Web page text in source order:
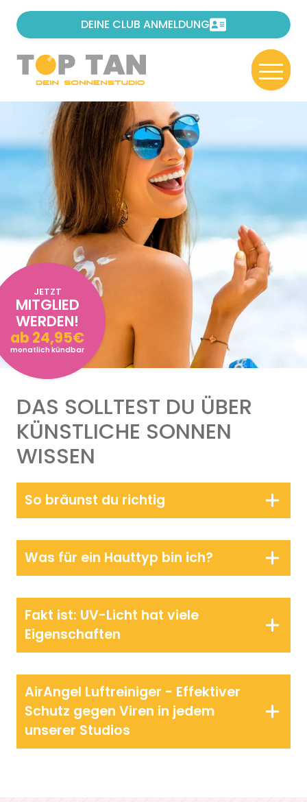
DEINE CLUB ANMELDUNG
JETZT
MITGLIED
WERDEN!
ab 24,95€
monatlich kündbar
DAS SOLLTEST DU ÜBER
KÜNSTLICHE SONNEN
WISSEN
So bräunst du richtig
Was für ein Hauttyp bin ich?
Fakt ist: UV-Licht hat viele
Eigenschaften
AirAngel Luftreiniger - Effektiver
Schutz gegen Viren in jedem
unserer Studios